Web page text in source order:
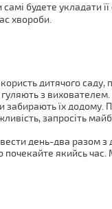
будете укладати
хвороби.
дитячого саду,
гуляють з
забирають їх
запросіть
день-два разом
почекайте якийсь